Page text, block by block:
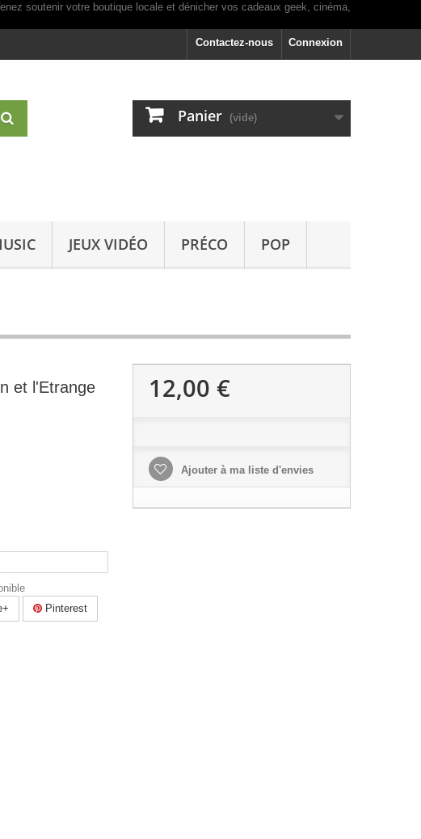
Connexion
Contactez-nous
Panier (vide)
JEUX VIDÉO PRÉCO POP
et l'Etrange
Pinterest
12,00 €
Ajouter à ma liste d'envies